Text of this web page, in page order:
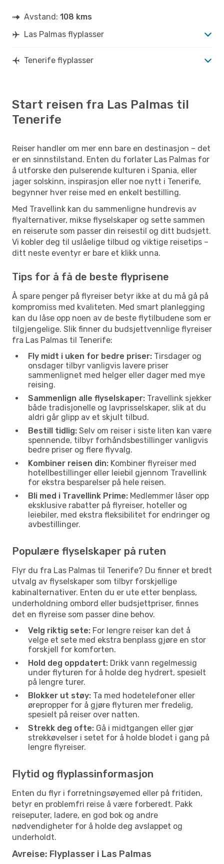
Avstand: 108 kms
Las Palmas flyplasser
Tenerife flyplasser
Start reisen fra Las Palmas til
Tenerife
Reiser handler om mer enn bare en destinasjon – det
er en sinnstilstand. Enten du forlater Las Palmas for
å utforske den pulserende kulturen i Spania, eller
jager solskinn, inspirasjon eller noe nytt i Tenerife,
begynner hver reise med en enkelt bestilling.
Med Travellink kan du sammenligne hundrevis av
flyalternativer, mikse flyselskaper og sette sammen
en reiserute som passer din reisestil og ditt budsjett.
Vi kobler deg til uslåelige tilbud og viktige reisetips –
ditt neste eventyr er bare et klikk unna.
Tips for å få de beste flyprisene
Å spare penger på flyreiser betyr ikke at du må gå på
kompromiss med kvaliteten. Med smart planlegging
kan du låse opp noen av de beste flytilbudene som er
tilgjengelige. Slik finner du budsjettvennlige flyreiser
fra Las Palmas til Tenerife:
Fly midt i uken for bedre priser: Tirsdager og
onsdager tilbyr vanligvis lavere priser
sammenlignet med helger eller dager med mye
reising.
Sammenlign alle flyselskaper: Travellink sjekker
både tradisjonelle og lavprisselskaper, slik at du
aldri går glipp av et skjult tilbud.
Bestill tidlig: Selv om reiser i siste liten kan være
spennende, tilbyr forhåndsbestillinger vanligvis
bedre priser og flere flyvalg.
Kombiner reisen din: Kombiner flyreiser med
hotellbestillinger eller leiebil gjennom Travellink
for ekstra besparelser på hele reisen.
Bli med i Travellink Prime: Medlemmer låser opp
eksklusive rabatter på flyreiser, hoteller og
leiebiler, med ekstra fleksibilitet for endringer og
avbestillinger.
Populære flyselskaper på ruten
Flyr du fra Las Palmas til Tenerife? Du finner et bredt
utvalg av flyselskaper som tilbyr forskjellige
kabinalternativer. Enten du er ute etter benplass,
underholdning ombord eller budsjettpriser, finnes
det en flyreise som passer dine behov.
Velg riktig sete: For lengre reiser kan det å
velge et sete med ekstra benplass gjøre en stor
forskjell for komforten.
Hold deg oppdatert: Drikk vann regelmessig
under flyturen for å holde deg hydrert, spesielt
på lengre turer.
Blokker ut støy: Ta med hodetelefoner eller
ørepropper for å gjøre flyturen mer fredelig,
spesielt på reiser over natten.
Strekk deg ofte: Gå i midtgangen eller gjør
strekkøvelser i setet for å holde blodet i gang på
lengre flyreiser.
Flytid og flyplassinformasjon
Enten du flyr i forretningsøyemed eller på fritiden,
betyr en problemfri reise å være forberedt. Pakk
reiseputer, ladere, en god bok og andre
nødvendigheter for å holde deg avslappet og
underholdt.
Avreise: Flyplasser i Las Palmas